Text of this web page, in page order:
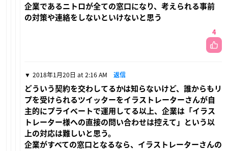
企業であるニトロが全ての窓口になり、考えられる事前
の対策や連絡をしないといけないと思う
4
2018年1月20日 at 2:16 AM 返信
どういう契約を交わしてるかは知らないけど、誰からもリ
プを受けられるツイッターをイラストレーターさんが自
主的にプライベートで運用してる以上、企業は「イラス
トレーター様への直接の問い合わせは控えて」という以
上の対応は難しいと思う。
企業がすべての窓口となるなら、イラストレーターさんの